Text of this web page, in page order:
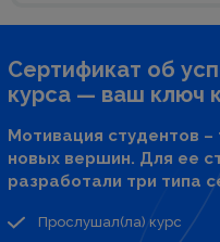
Сертификат об
курса — ваш ключ
Мотивация студентов –
новых вершин. Для ее
разработали три типа
Прослушал(ла) курс